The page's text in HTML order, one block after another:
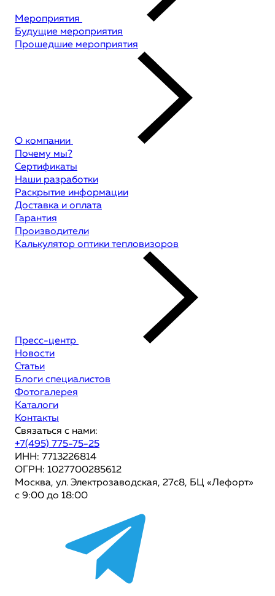
Мероприятия
Будущие мероприятия
Прошедшие мероприятия
О компании
Почему мы?
Сертификаты
Наши разработки
Раскрытие информации
Доставка и оплата
Гарантия
Производители
Калькулятор оптики тепловизоров
Пресс-центр
Новости
Статьи
Блоги специалистов
Фотогалерея
Каталоги
Контакты
Связаться с нами:
+7(495) 775-75-25
ИНН: 7713226814
ОГРН: 1027700285612
Москва, ул. Электрозаводская, 27с8, БЦ «Лефорт»
с 9:00 до 18:00